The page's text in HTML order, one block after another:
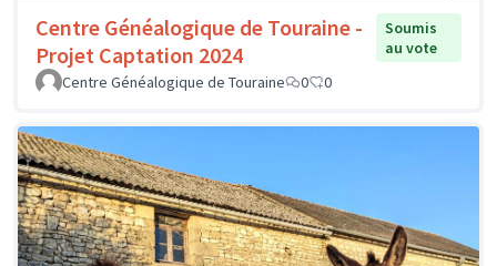
Centre Généalogique de Touraine -
Projet Captation 2024
Soumis
au vote
Centre Généalogique de Touraine
0 0